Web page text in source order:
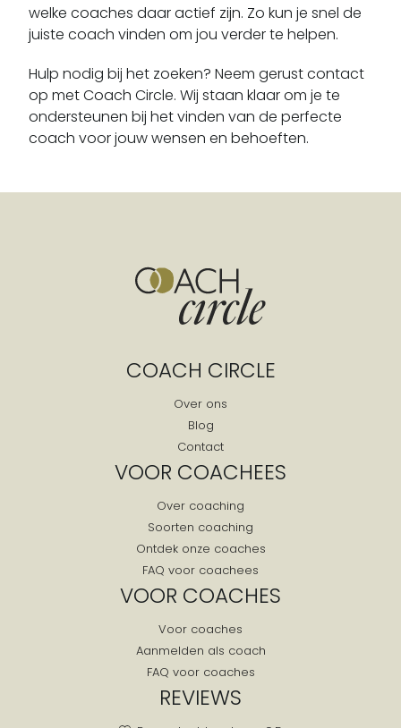
Groede
Hansweert
Heikant
Heinkenszand
Hengstdijk
Hoedekenskerke
Hoofdplaat
welke coaches daar actief zijn. Zo kun je snel de
juiste coach vinden om jou verder te helpen.
Hulp nodig bij het zoeken? Neem gerust contact
op met Coach Circle. Wij staan klaar om je te
ondersteunen bij het vinden van de perfecte
coach voor jouw wensen en behoeften.
COACH CIRCLE
Over ons
Blog
Contact
VOOR COACHEES
Over coaching
Soorten coaching
Ontdek onze coaches
FAQ voor coachees
VOOR COACHES
Voor coaches
Aanmelden als coach
FAQ voor coaches
REVIEWS